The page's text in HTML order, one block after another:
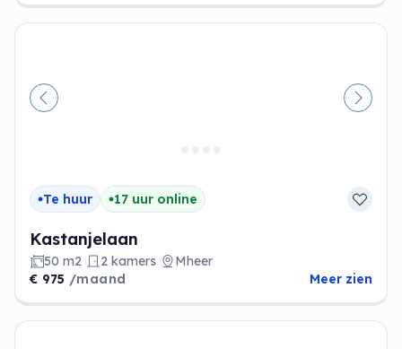
Vorige
Te huur 17 uur online
Kastanjelaan
50 m2 2 kamers
Mheer
€ 975 /maand Meer zien